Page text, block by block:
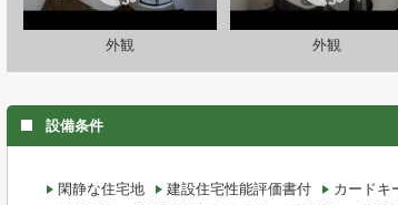
外観 外観
設備条件
閑静な住宅地 建設住宅性能評価書付 カードキ